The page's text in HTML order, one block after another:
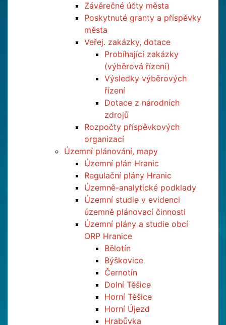
Závěrečné účty města
Poskytnuté granty a příspěvky
města
Veřej. zakázky, dotace
Probíhající zakázky
(výběrová řízení)
Výsledky výběrových
řízení
Dotace z národních
zdrojů
Rozpočty příspěvkových
organizací
Územní plánování, mapy
Územní plán Hranic
Regulační plány Hranic
Územně-analytické podklady
Územní studie v evidenci
územně plánovací činnosti
Územní plány a studie obcí
ORP Hranice
Bělotín
Býškovice
Černotín
Dolní Těšice
Horní Těšice
Horní Újezd
Hrabůvka